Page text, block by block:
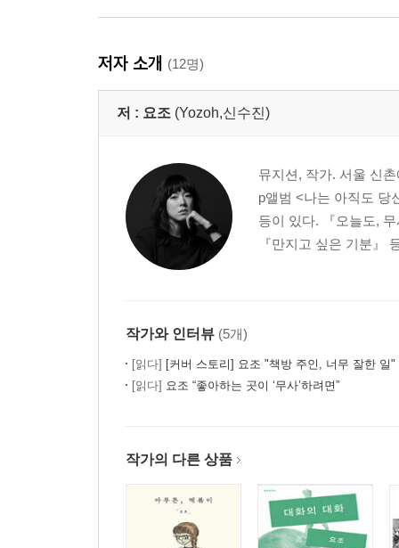
저자 소개 (12명)
저 : 요조 (Yozoh,신수진)
뮤지션, 작가. 서울 신
p앨범 <나는 아직도 당
등이 있다. 『오늘도,
『만지고 싶은 기분』
작가와 인터뷰 (5개)
[읽다] [커버 스토리] 요조 "책방 주인, 너무 잘한 일"
[읽다] 요조 “좋아하는 곳이 ‘무사’하려면”
작가의 다른 상품